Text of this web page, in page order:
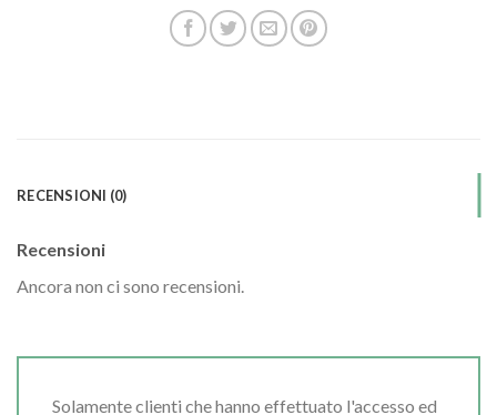
RECENSIONI (0)
Recensioni
Ancora non ci sono recensioni.
Solamente clienti che hanno effettuato l'accesso ed